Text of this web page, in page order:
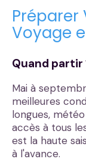
Préparer
Voyage
Quand partir
Mai à
meilleures
longues,
accès à tous
est la haute
à l'avance.